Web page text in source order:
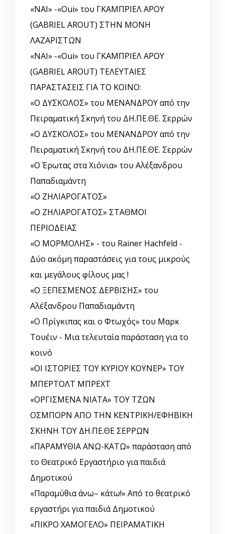
«ΝΑΙ» -«Oui» του ΓΚΑΜΠΡΙΕΛ ΑΡΟΥ
(GABRIEL AROUT) ΣΤΗΝ ΜΟΝΗ
ΛΑΖΑΡΙΣΤΩΝ
«ΝΑΙ» -«Oui» του ΓΚΑΜΠΡΙΕΛ ΑΡΟΥ
(GABRIEL AROUT) ΤΕΛΕΥΤΑΙΕΣ
ΠΑΡΑΣΤΑΣΕΙΣ ΓΙΑ ΤΟ ΚΟΙΝΟ:
«Ο ΔΥΣΚΟΛΟΣ» του ΜΕΝΑΝΔΡΟΥ από την
Πειραματική Σκηνή του ΔΗ.ΠΕ.ΘΕ. Σερρών
«Ο ΔΥΣΚΟΛΟΣ» του ΜΕΝΑΝΔΡΟΥ από την
Πειραματική Σκηνή του ΔΗ.ΠΕ.ΘΕ. Σερρών
«Ο Έρωτας στα Χιόνια» του Αλέξανδρου
Παπαδιαμάντη
«Ο ΖΗΛΙΑΡΟΓΑΤΟΣ»
«Ο ΖΗΛΙΑΡΟΓΑΤΟΣ» ΣΤΑΘΜΟΙ
ΠΕΡΙΟΔΕΙΑΣ
«Ο ΜΟΡΜΟΛΗΣ» - του Rainer Hachfeld -
Δύο ακόμη παραστάσεις για τους μικρούς
και μεγάλους φίλους μας !
«Ο ΞΕΠΕΣΜΕΝΟΣ ΔΕΡΒΙΣΗΣ» του
Αλέξανδρου Παπαδιαμάντη
«Ο Πρίγκιπας και ο Φτωχός» του Μαρκ
Τουέιν - Μια τελευταία παράσταση για το
κοινό
«ΟΙ ΙΣΤΟΡΙΕΣ ΤΟΥ ΚΥΡΙΟΥ ΚΟΫΝΕΡ» ΤΟΥ
ΜΠΕΡΤΟΛΤ ΜΠΡΕΧΤ
«ΟΡΓΙΣΜΕΝΑ ΝΙΑΤΑ» ΤΟΥ ΤΖΩΝ
ΟΣΜΠΟΡΝ ΑΠΟ ΤΗΝ ΚΕΝΤΡΙΚΗ/ΕΦΗΒΙΚΗ
ΣΚΗΝΗ ΤΟΥ ΔΗ.ΠΕ.ΘΕ ΣΕΡΡΩΝ
«ΠΑΡΑΜΥΘΙΑ ΑΝΩ-ΚΑΤΩ» παράσταση από
το Θεατρικό Εργαστήριο για παιδιά
Δημοτικού
«Παραμύθια άνω– κάτω!» Από το θεατρικό
εργαστήρι για παιδιά Δημοτικού
«ΠΙΚΡΟ ΧΑΜΟΓΕΛΟ» ΠΕΙΡΑΜΑΤΙΚΗ